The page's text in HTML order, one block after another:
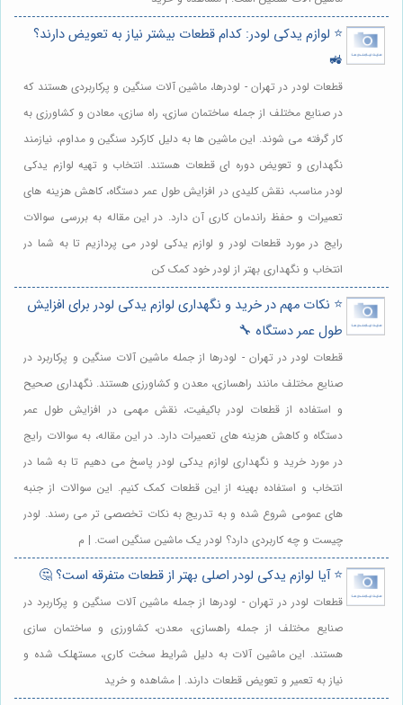
⭐️ لوازم یدکی لودر: کدام قطعات بیشتر نیاز به تعویض دارند؟
🚜
قطعات لودر در تهران - لودرها، ماشین آلات سنگین و پرکاربردی هستند که
در صنایع مختلف از جمله ساختمان سازی، راه سازی، معادن و کشاورزی به
کار گرفته می شوند. این ماشین ها به دلیل کارکرد سنگین و مداوم، نیازمند
نگهداری و تعویض دوره ای قطعات هستند. انتخاب و تهیه لوازم یدکی
لودر مناسب، نقش کلیدی در افزایش طول عمر دستگاه، کاهش هزینه های
تعمیرات و حفظ راندمان کاری آن دارد. در این مقاله به بررسی سوالات
رایج در مورد قطعات لودر و لوازم یدکی لودر می پردازیم تا به شما در
انتخاب و نگهداری بهتر از لودر خود کمک کن
⭐️ نکات مهم در خرید و نگهداری لوازم یدکی لودر برای افزایش
طول عمر دستگاه 🔧
قطعات لودر در تهران - لودرها از جمله ماشین آلات سنگین و پرکاربرد در
صنایع مختلف مانند راهسازی، معدن و کشاورزی هستند. نگهداری صحیح
و استفاده از قطعات لودر باکیفیت، نقش مهمی در افزایش طول عمر
دستگاه و کاهش هزینه های تعمیرات دارد. در این مقاله، به سوالات رایج
در مورد خرید و نگهداری لوازم یدکی لودر پاسخ می دهیم تا به شما در
انتخاب و استفاده بهینه از این قطعات کمک کنیم. این سوالات از جنبه
های عمومی شروع شده و به تدریج به نکات تخصصی تر می رسند. لودر
چیست و چه کاربردی دارد؟ لودر یک ماشین سنگین است. | م
⭐️ آیا لوازم یدکی لودر اصلی بهتر از قطعات متفرقه است؟ 🤔
قطعات لودر در تهران - لودرها از جمله ماشین آلات سنگین و پرکاربرد در
صنایع مختلف از جمله راهسازی، معدن، کشاورزی و ساختمان سازی
هستند. این ماشین آلات به دلیل شرایط سخت کاری، مستهلک شده و
نیاز به تعمیر و تعویض قطعات دارند. | مشاهده و خرید